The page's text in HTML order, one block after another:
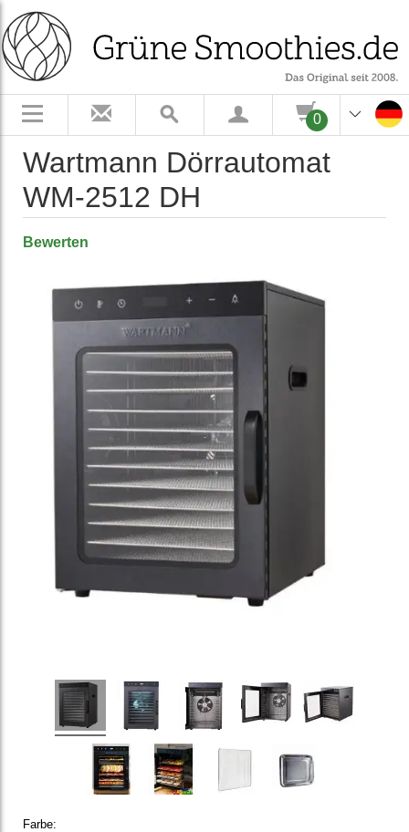
0
Wartmann Dörrautomat
WM-2512 DH
Bewerten
Farbe: